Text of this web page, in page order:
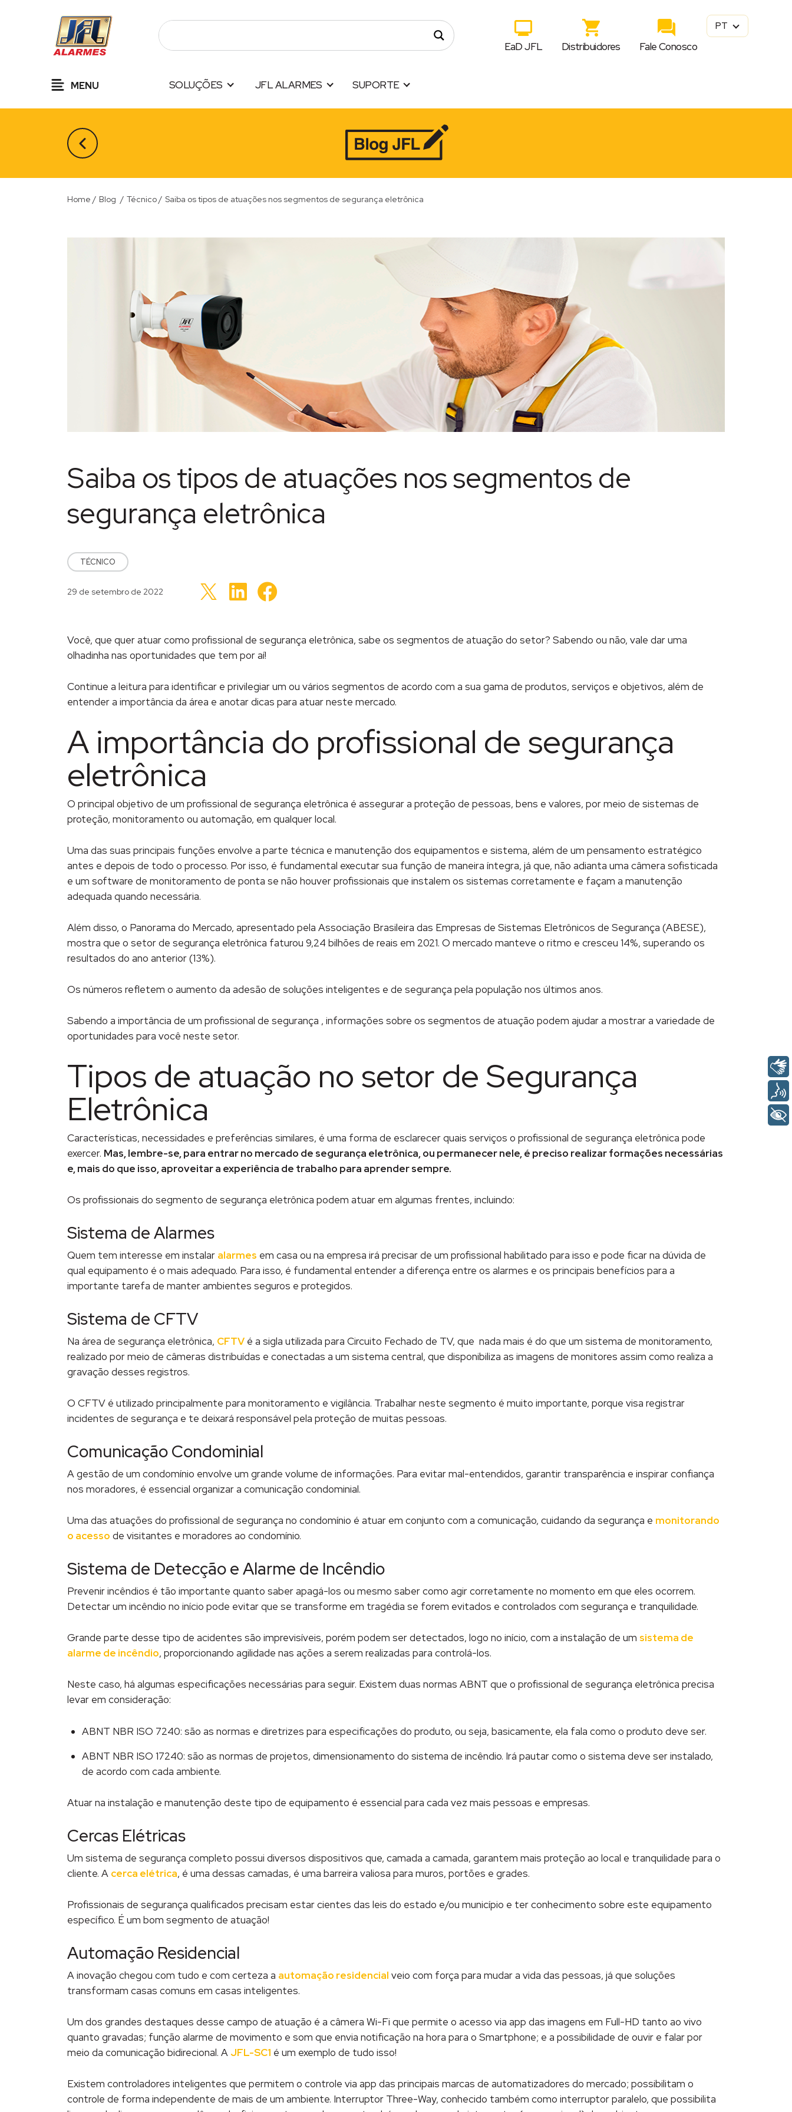
EaD JFL Distribuidores Fale Conosco
PT
MENU SOLUÇÕES JFL ALARMES SUPORTE
Home / Blog / Técnico/ Saiba os tipos de atuações nos segmentos de segurança eletrônica
Saiba os tipos de atuações nos segmentos de
segurança eletrônica
POSTED IN
TÉCNICO
Publicado em
29 de setembro de 2022 Clique
compartilhar
janela)
Clique
para
compartilhar
Você, que quer atuar como profissional de segurança eletrônica, sabe os segmentos de atuação do setor? Sabendo ou não, vale dar uma
olhadinha nas oportunidades que tem por aí!
Continue a leitura para identificar e privilegiar um ou vários segmentos de acordo com a sua gama de produtos, serviços e objetivos, além de
entender a importância da área e anotar dicas para atuar neste mercado.
A importância do profissional de segurança
eletrônica
O principal objetivo de um profissional de segurança eletrônica é assegurar a proteção de pessoas, bens e valores, por meio de sistemas de
proteção, monitoramento ou automação, em qualquer local.
Uma das suas principais funções envolve a parte técnica e manutenção dos equipamentos e sistema, além de um pensamento estratégico
antes e depois de todo o processo. Por isso, é fundamental executar sua função de maneira íntegra, já que, não adianta uma câmera sofisticada
e um software de monitoramento de ponta se não houver profissionais que instalem os sistemas corretamente e façam a manutenção
adequada quando necessária.
Além disso, o Panorama do Mercado, apresentado pela Associação Brasileira das Empresas de Sistemas Eletrônicos de Segurança (ABESE),
mostra que o setor de segurança eletrônica faturou 9,24 bilhões de reais em 2021. O mercado manteve o ritmo e cresceu 14%, superando os
resultados do ano anterior (13%).
Os números refletem o aumento da adesão de soluções inteligentes e de segurança pela população nos últimos anos.
Sabendo a importância de um profissional de segurança , informações sobre os segmentos de atuação podem ajudar a mostrar a variedade de
oportunidades para você neste setor.
Tipos de atuação no setor de Segurança
Eletrônica
Características, necessidades e preferências similares, é uma forma de esclarecer quais serviços o profissional de segurança eletrônica pode
exercer. Mas, lembre-se, para entrar no mercado de segurança eletrônica, ou permanecer nele, é preciso realizar formações necessárias
e, mais do que isso, aproveitar a experiência de trabalho para aprender sempre.
Os profissionais do segmento de segurança eletrônica podem atuar em algumas frentes, incluindo:
Sistema de Alarmes
Quem tem interesse em instalar alarmes em casa ou na empresa irá precisar de um profissional habilitado para isso e pode ficar na dúvida de
qual equipamento é o mais adequado. Para isso, é fundamental entender a diferença entre os alarmes e os principais benefícios para a
importante tarefa de manter ambientes seguros e protegidos.
Sistema de CFTV
Na área de segurança eletrônica, CFTV é a sigla utilizada para Circuito Fechado de TV, que nada mais é do que um sistema de monitoramento,
realizado por meio de câmeras distribuídas e conectadas a um sistema central, que disponibiliza as imagens de monitores assim como realiza a
gravação desses registros.
O CFTV é utilizado principalmente para monitoramento e vigilância. Trabalhar neste segmento é muito importante, porque visa registrar
incidentes de segurança e te deixará responsável pela proteção de muitas pessoas.
Comunicação Condominial
A gestão de um condomínio envolve um grande volume de informações. Para evitar mal-entendidos, garantir transparência e inspirar confiança
nos moradores, é essencial organizar a comunicação condominial.
Uma das atuações do profissional de segurança no condomínio é atuar em conjunto com a comunicação, cuidando da segurança e monitorando
o acesso de visitantes e moradores ao condomínio.
Sistema de Detecção e Alarme de Incêndio
Prevenir incêndios é tão importante quanto saber apagá-los ou mesmo saber como agir corretamente no momento em que eles ocorrem.
Detectar um incêndio no início pode evitar que se transforme em tragédia se forem evitados e controlados com segurança e tranquilidade.
Grande parte desse tipo de acidentes são imprevisíveis, porém podem ser detectados, logo no início, com a instalação de um sistema de
alarme de incêndio, proporcionando agilidade nas ações a serem realizadas para controlá-los.
Neste caso, há algumas especificações necessárias para seguir. Existem duas normas ABNT que o profissional de segurança eletrônica precisa
levar em consideração:
ABNT NBR ISO 7240: são as normas e diretrizes para especificações do produto, ou seja, basicamente, ela fala como o produto deve ser.
ABNT NBR ISO 17240: são as normas de projetos, dimensionamento do sistema de incêndio. Irá pautar como o sistema deve ser instalado,
de acordo com cada ambiente.
Atuar na instalação e manutenção deste tipo de equipamento é essencial para cada vez mais pessoas e empresas.
Cercas Elétricas
Um sistema de segurança completo possui diversos dispositivos que, camada a camada, garantem mais proteção ao local e tranquilidade para o
cliente. A cerca elétrica, é uma dessas camadas, é uma barreira valiosa para muros, portões e grades.
Profissionais de segurança qualificados precisam estar cientes das leis do estado e/ou município e ter conhecimento sobre este equipamento
específico. É um bom segmento de atuação!
Automação Residencial
A inovação chegou com tudo e com certeza a automação residencial veio com força para mudar a vida das pessoas, já que soluções
transformam casas comuns em casas inteligentes.
Um dos grandes destaques desse campo de atuação é a câmera Wi-Fi que permite o acesso via app das imagens em Full-HD tanto ao vivo
quanto gravadas; função alarme de movimento e som que envia notificação na hora para o Smartphone; e a possibilidade de ouvir e falar por
meio da comunicação bidirecional. A JFL-SC1 é um exemplo de tudo isso!
Existem controladores inteligentes que permitem o controle via app das principais marcas de automatizadores do mercado; possibilitam o
controle de forma independente de mais de um ambiente. Interruptor Three-Way, conhecido também como interruptor paralelo, que possibilita